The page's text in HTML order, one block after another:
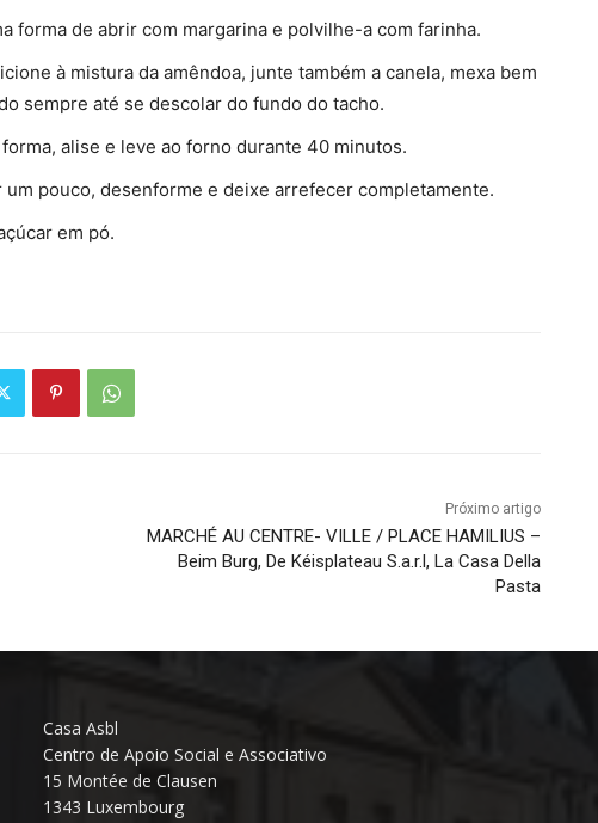
forma de abrir com margarina e polvilhe-a com farinha.
à mistura da amêndoa, junte também a canela, mexa bem
sempre até se descolar do fundo do tacho.
alise e leve ao forno durante 40 minutos.
pouco, desenforme e deixe arrefecer completamente.
em pó.
Próximo artigo
MARCHÉ AU CENTRE- VILLE / PLACE HAMILIUS –
Beim Burg, De Kéisplateau S.a.r.l, La Casa Della
Pasta
Casa Asbl
Centro de Apoio Social e Associativo
15 Montée de Clausen
1343 Luxembourg